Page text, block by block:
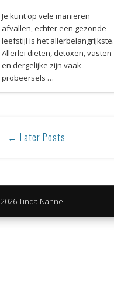
Je kunt op vele manieren
afvallen, echter een gezonde
leefstijl is het allerbelangrijkste.
Allerlei diëten, detoxen, vasten
en dergelijke zijn vaak
probeersels …
← Later Posts
Tinda Nanne